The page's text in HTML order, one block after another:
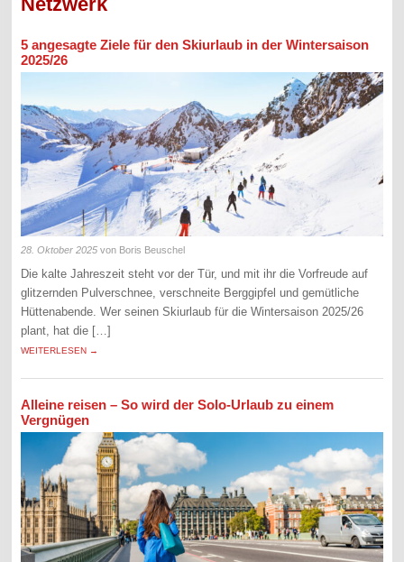
5 angesagte Ziele für den Skiurlaub in der Wintersaison
2025/26
28. Oktober 2025 von Boris Beuschel
Die kalte Jahreszeit steht vor der Tür, und mit ihr die Vorfreude auf
glitzernden Pulverschnee, verschneite Berggipfel und gemütliche
Hüttenabende. Wer seinen Skiurlaub für die Wintersaison 2025/26
plant, hat die […]
WEITERLESEN →
Alleine reisen – So wird der Solo-Urlaub zu einem
Vergnügen